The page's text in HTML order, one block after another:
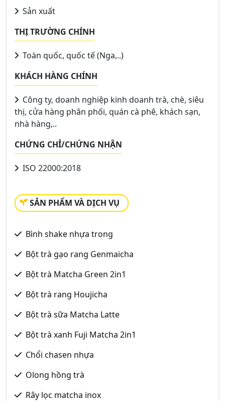
Sản xuất
THỊ TRƯỜNG CHÍNH
Toàn quốc, quốc tế (Nga,..)
KHÁCH HÀNG CHÍNH
Công ty, doanh nghiệp kinh doanh trà, chè, siêu
thị, cửa hàng phân phối, quán cà phê, khách sạn,
nhà hàng,..
CHỨNG CHỈ/CHỨNG NHẬN
ISO 22000:2018
SẢN PHẨM VÀ DỊCH VỤ
Bình shake nhựa trong
Bột trà gạo rang Genmaicha
Bột trà Matcha Green 2in1
Bột trà rang Houjicha
Bột trà sữa Matcha Latte
Bột trà xanh Fuji Matcha 2in1
Chổi chasen nhựa
Olong hồng trà
Rây lọc matcha inox